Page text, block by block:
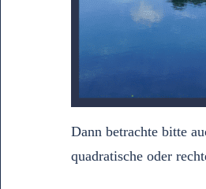
Dann betrachte bitte
quadratische oder